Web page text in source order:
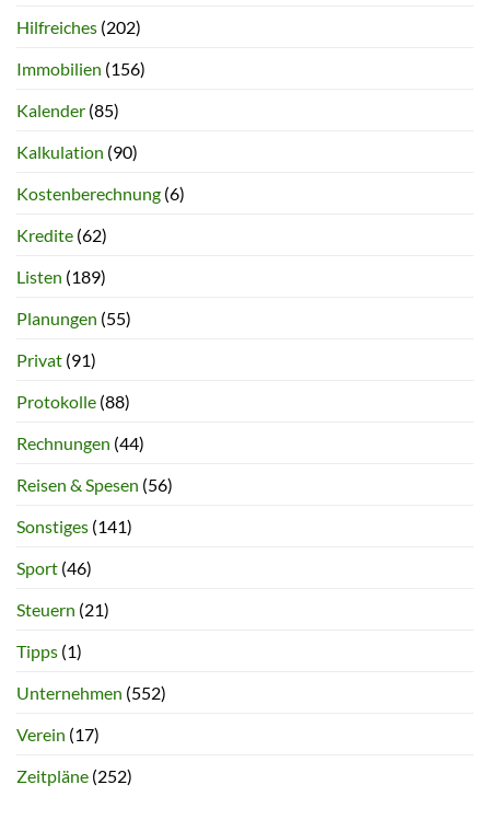
Hilfreiches (202)
Immobilien (156)
Kalender (85)
Kalkulation (90)
Kostenberechnung (6)
Kredite (62)
Listen (189)
Planungen (55)
Privat (91)
Protokolle (88)
Rechnungen (44)
Reisen & Spesen (56)
Sonstiges (141)
Sport (46)
Steuern (21)
Tipps (1)
Unternehmen (552)
Verein (17)
Zeitpläne (252)